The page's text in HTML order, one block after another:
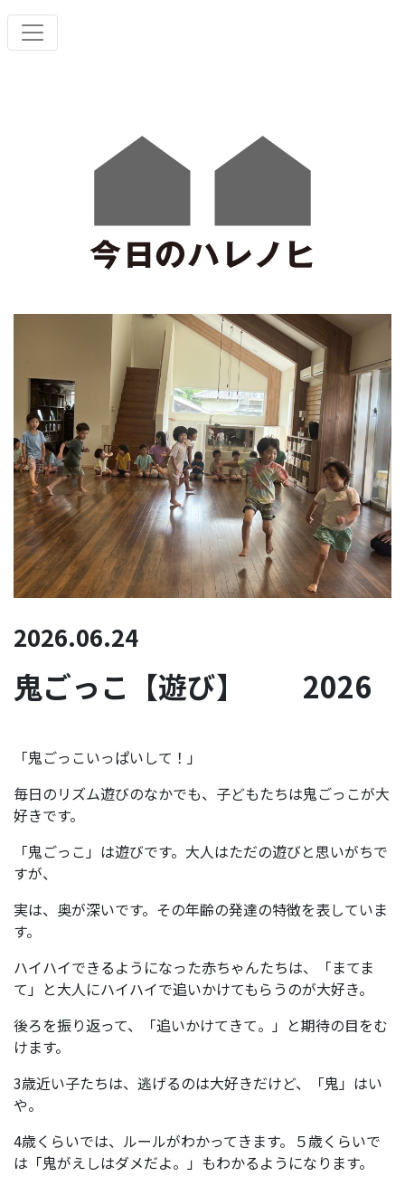
2026.06.24
鬼ごっこ【遊び】 2026
「鬼ごっこいっぱいして！」
毎日のリズム遊びのなかでも、子どもたちは鬼ごっこが大
好きです。
「鬼ごっこ」は遊びです。大人はただの遊びと思いがちで
すが、
実は、奥が深いです。その年齢の発達の特徴を表していま
す。
ハイハイできるようになった赤ちゃんたちは、「まてま
て」と大人にハイハイで追いかけてもらうのが大好き。
後ろを振り返って、「追いかけてきて。」と期待の目をむ
けます。
3歳近い子たちは、逃げるのは大好きだけど、「鬼」はい
や。
4歳くらいでは、ルールがわかってきます。５歳くらいで
は「鬼がえしはダメだよ。」もわかるようになります。